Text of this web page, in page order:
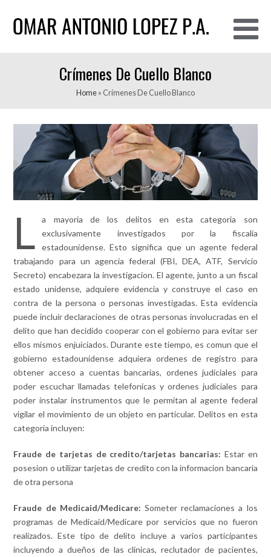
Crímenes De Cuello Blanco
Home » Crímenes De Cuello Blanco
L
a mayoria de los delitos en esta categoria son
exclusivamente investigados por la fiscalia
estadounidense. Esto significa que un agente federal
trabajando para un agencia federal (FBI, DEA, ATF, Servicio
Secreto) encabezara la investigacion. El agente, junto a un fiscal
estado unidense, adquiere evidencia y construye el caso en
contra de la persona o personas investigadas. Esta evidencia
puede incluir declaraciones de otras personas involucradas en el
delito que han decidido cooperar con el gobierno para evitar ser
ellos mismos enjuiciados. Durante este tiempo, es comun que el
gobierno estadounidense adquiera ordenes de registro para
obtener acceso a cuentas bancarias, ordenes judiciales para
poder escuchar llamadas telefonicas y ordenes judiciales para
poder instalar instrumentos que le permitan al agente federal
vigilar el movimiento de un objeto en particular. Delitos en esta
categoria incluyen:
Fraude de tarjetas de credito/tarjetas bancarias: Estar en
posesion o utilizar tarjetas de credito con la informacion bancaria
de otra persona
Fraude de Medicaid/Medicare: Someter reclamaciones a los
programas de Medicaid/Medicare por servicios que no fueron
realizados. Este tipo de delito incluye a varios participantes
incluyendo a dueños de las clinicas, reclutador de pacientes,